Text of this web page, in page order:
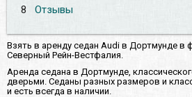
8
Отзывы
Взять в аренду седан Audi в Дортмунде в
Северный Рейн-Вестфалия.
Аренда седана в Дортмунде,
дверьми. Седаны разных размеров и
и есть всегда в наличии.